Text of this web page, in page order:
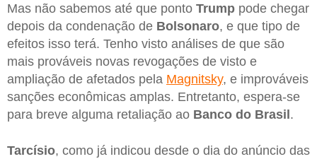
Mas não sabemos até que ponto Trump pode chegar
depois da condenação de Bolsonaro, e que tipo de
efeitos isso terá. Tenho visto análises de que são
mais prováveis novas revogações de visto e
ampliação de afetados pela Magnitsky, e improváveis
sanções econômicas amplas. Entretanto, espera-se
para breve alguma retaliação ao Banco do Brasil.
Tarcísio, como já indicou desde o dia do anúncio das